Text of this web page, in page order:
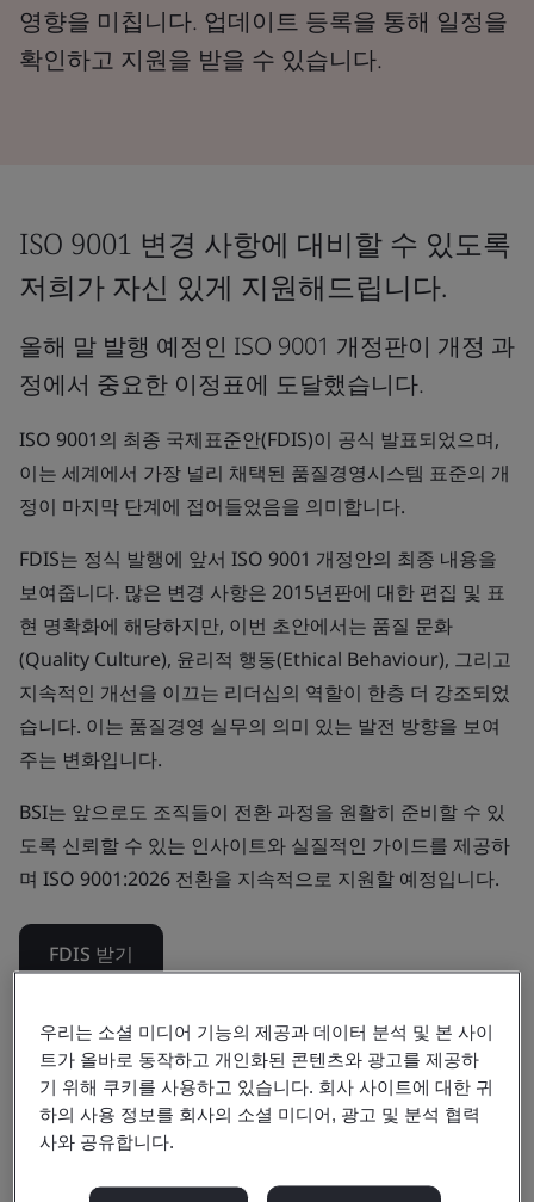
영향을 미칩니다. 업데이트 등록을 통해 일정을
확인하고 지원을 받을 수 있습니다.
ISO 9001 변경 사항에 대비할 수 있도록
저희가 자신 있게 지원해드립니다.
올해 말 발행 예정인 ISO 9001 개정판이 개정 과
정에서 중요한 이정표에 도달했습니다.
ISO 9001의 최종 국제표준안(FDIS)이 공식 발표되었으며,
이는 세계에서 가장 널리 채택된 품질경영시스템 표준의 개
정이 마지막 단계에 접어들었음을 의미합니다.
FDIS는 정식 발행에 앞서 ISO 9001 개정안의 최종 내용을
보여줍니다. 많은 변경 사항은 2015년판에 대한 편집 및 표
현 명확화에 해당하지만, 이번 초안에서는 품질 문화
(Quality Culture), 윤리적 행동(Ethical Behaviour), 그리고
지속적인 개선을 이끄는 리더십의 역할이 한층 더 강조되었
습니다. 이는 품질경영 실무의 의미 있는 발전 방향을 보여
주는 변화입니다.
BSI는 앞으로도 조직들이 전환 과정을 원활히 준비할 수 있
도록 신뢰할 수 있는 인사이트와 실질적인 가이드를 제공하
며 ISO 9001:2026 전환을 지속적으로 지원할 예정입니다.
FDIS 받기
ISO 9001 2026 개정 이해
우리는 소셜 미디어 기능의 제공과 데이터 분석 및 본 사이
트가 올바로 동작하고 개인화된 콘텐츠와 광고를 제공하
기 위해 쿠키를 사용하고 있습니다. 회사 사이트에 대한 귀
하의 사용 정보를 회사의 소셜 미디어, 광고 및 분석 협력
사와 공유합니다.